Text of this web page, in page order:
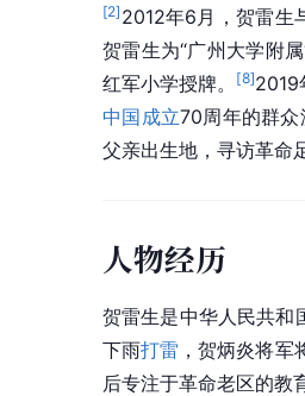
[2] 2012年6月，贺雷生
贺雷生为“广州大学附
红军小学授牌。
[8]2019
中国成立70周年的群
父亲出生地，寻访革命
人物经历
贺雷生是中华人民共和
下雨打雷 ，贺炳炎将
后专注于革命老区的教